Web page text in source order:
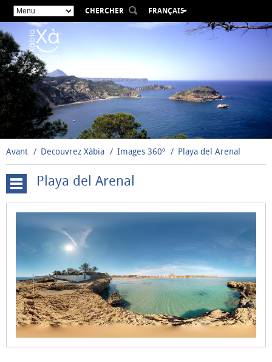
CHERCHER
FRANÇAIS
ESPAÑOL
DEUTSCH
РУССКИЙ
Avant Decouvrez Xàbia Images 360º Playa del Arenal
Cala
Blanca
Primera
Caleta
Cala
Blanca
-
Segon
Playa del Arenal